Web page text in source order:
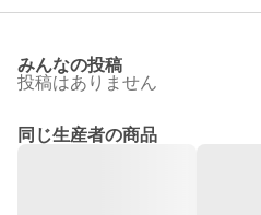
みんなの投稿
投稿はありません
同じ生産者の商品